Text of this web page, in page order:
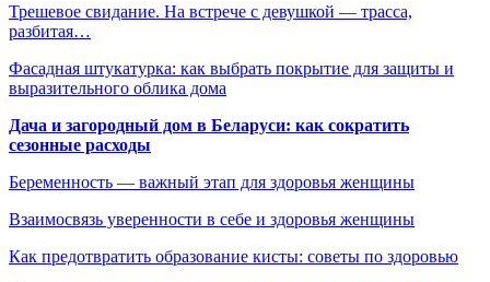
Трешевое свидание. На встрече с девушкой — трасса,
разбитая…
Фасадная штукатурка: как выбрать покрытие для защиты и
выразительного облика дома
Дача и загородный дом в Беларуси: как сократить
сезонные расходы
Беременность — важный этап для здоровья женщины
Взаимосвязь уверенности в себе и здоровья женщины
Как предотвратить образование кисты: советы по здоровью